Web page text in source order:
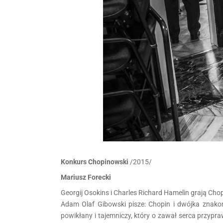
Konkurs Chopinowski /2015/
Mariusz Forecki
Georgij Osokins i Charles Richard Hamelin grają
Adam Olaf Gibowski pisze: Chopin i dwójka
powikłany i tajemniczy, który o zawał serca